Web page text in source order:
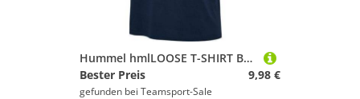
Hummel hmlLOOSE T-SHIRT BEE S/S - DRESS BLUES - L
Bester Preis
9,98 €
gefunden bei Teamsport-Sale